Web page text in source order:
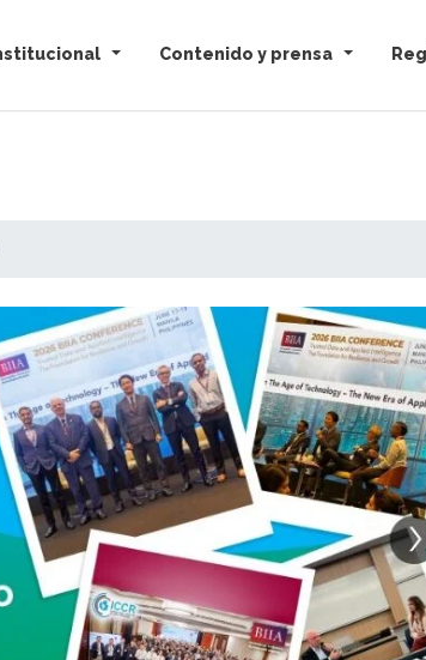
Contenido y prensa